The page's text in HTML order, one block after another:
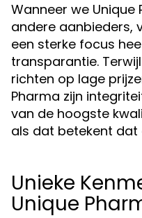
Wanneer we Unique
andere aanbieders,
een sterke focus
transparantie.
richten op lage
Pharma zijn
van de hoogste
als dat betekent dat
Unieke
Unique